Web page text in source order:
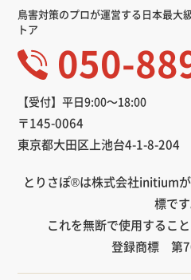
鳥害対策のプロが運営する日本最大
トア
050-
【受付】平日9:00～18:00
〒145-0064
東京都大田区上池台4-1-8-204
とりさぽ®は株式会社initium
標です
これを無断で使用するこ
登録商標 第